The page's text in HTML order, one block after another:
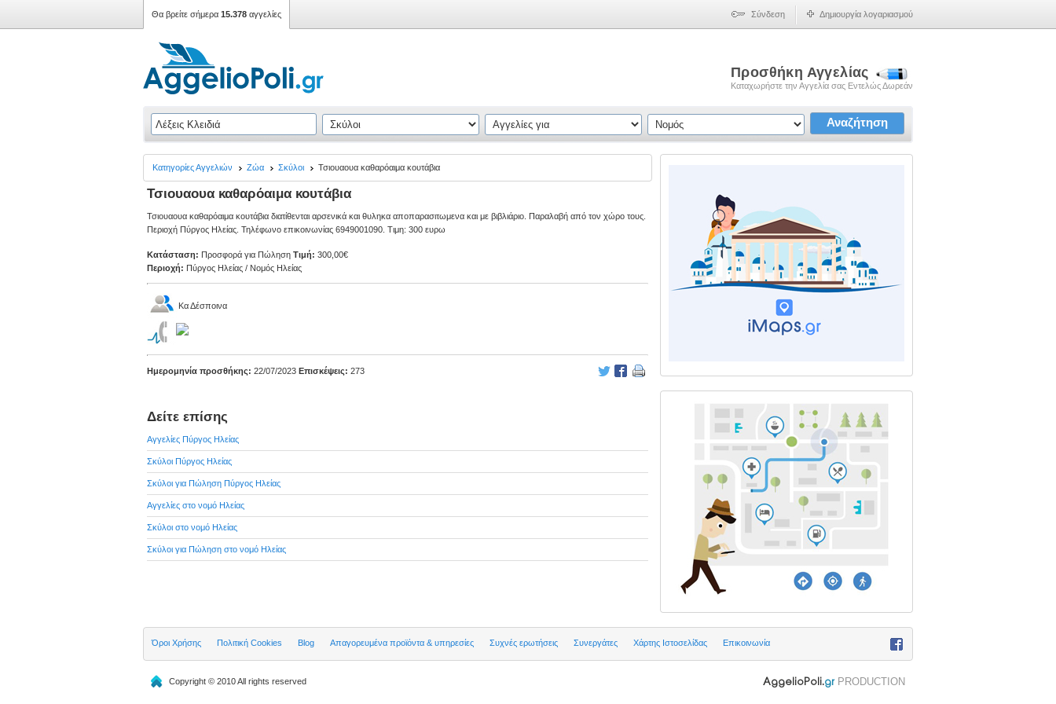
Θα βρείτε σήμερα 15.378 αγγελίες Σύνδεση Δημιουργία λογαριασμού
Προσθήκη Αγγελίας
Καταχωρήστε την Αγγελία σας Εντελώς Δωρεάν
Αναζήτηση
Κατηγορίες Αγγελιών Ζώα Σκύλοι Τσιουαουα καθαρόαιμα κουτάβια
Τσιουαουα καθαρόαιμα κουτάβια
Τσιουαουα καθαρόαιμα κουτάβια διατίθενται αρσενικά και θυληκα αποπαρασιτωμενα και με βιβλιάριο. Παραλαβή από τον χώρο τους.
Περιοχή Πύργος Ηλείας. Τηλέφωνο επικοινωνίας 6949001090. Τιμη: 300 ευρω
Κατάσταση: Προσφορά για Πώληση Τιμή: 300,00€
Περιοχή: Πύργος Ηλείας / Νομός Ηλείας
Κα Δέσποινα
Ημερομηνία προσθήκης: 22/07/2023 Επισκέψεις: 273
Δείτε επίσης
Αγγελίες Πύργος Ηλείας
Σκύλοι Πύργος Ηλείας
Σκύλοι για Πώληση Πύργος Ηλείας
Αγγελίες στο νομό Ηλείας
Σκύλοι στο νομό Ηλείας
Σκύλοι για Πώληση στο νομό Ηλείας
Όροι Χρήσης Πολιτική Cookies Blog Απαγορευμένα προϊόντα & υπηρεσίες Συχνές ερωτήσεις Συνεργάτες Χάρτης Ιστοσελίδας Επικοινωνία
Copyright © 2010 All rights reserved AggelioPoli.gr PRODUCTION